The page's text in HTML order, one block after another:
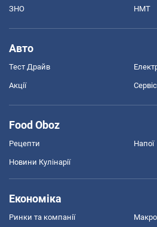
ЗНО НМТ
Авто
Тест Драйв
Акції Сервіс
Food Oboz
Рецепти Напої
Новини Кулінарії
Економіка
Ринки та компанії